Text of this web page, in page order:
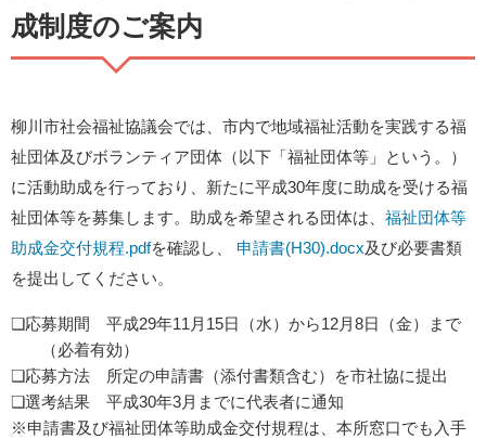
成制度のご案内
柳川市社会福祉協議会では、市内で地域福祉活動を実践する福
祉団体及びボランティア団体（以下「福祉団体等」という。）
に活動助成を行っており、新たに平成30年度に助成を受ける福
祉団体等を募集します。助成を希望される団体は、 福祉団体等
助成金交付規程.pdfを確認し、 申請書(H30).docx及び必要書類
を提出してください。
❏応募期間 平成29年11 月 15日（水）から12月8日（金）まで
（必着有効）
❏応募方法 所定の申請書（添付書類含む）を市社協に提出
❏選考結果 平成30年3月までに代表者に通知
※申請書及び福祉団体等助成金交付規程は、本所窓口でも入手